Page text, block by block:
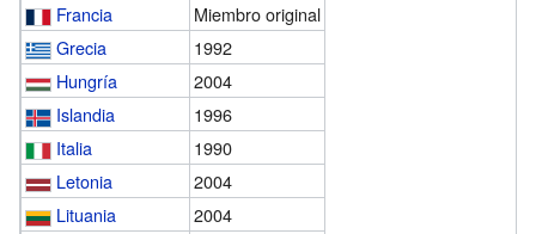
Francia
Miembro original
Grecia
1992
Hungría
2004
Islandia
1996
Italia
1990
Letonia
2004
Lituania
2004